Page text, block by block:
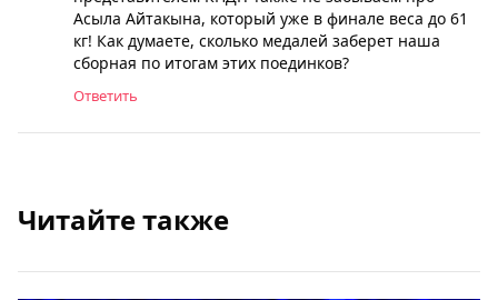
Асыла Айтакына, который уже в финале веса до 61
кг! Как думаете, сколько медалей заберет наша
сборная по итогам этих поединков?
Ответить
Читайте также